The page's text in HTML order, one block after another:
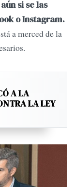
si se las
o Instagram.
a merced de la
A LA
LA LEY